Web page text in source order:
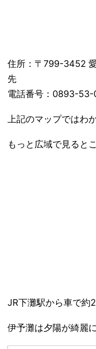
住所：〒799-3452
先
電話番号：0893-53-
上記のマップではわ
もっと広域で見ると
JR下灘駅から車で約
伊予灘は夕陽が綺麗